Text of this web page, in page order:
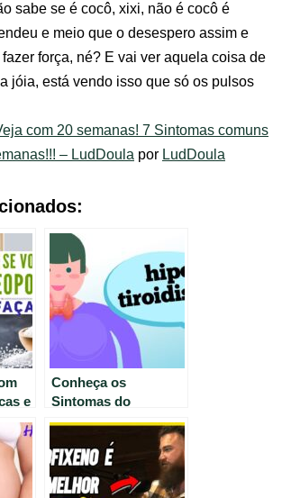
sabe se é cocô, xixi, não é cocô é
e meio que o desespero assim e
força, né? E vai ver aquela coisa de
jóia, está vendo isso que só os pulsos
com 20 semanas! 7 Sintomas comuns
– LudDoula por LudDoula
e
Conheça os
Sintomas do
Hipotireoidismo e
Como Identificá-los